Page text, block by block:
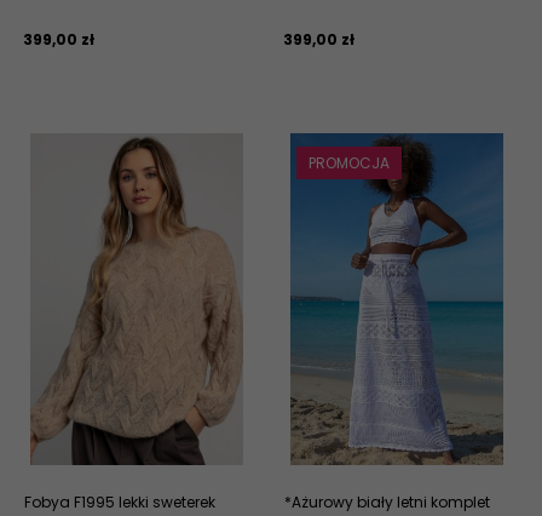
399,00 zł 399,00 zł
Fobya F1995 lekki sweterek
PROMOCJA
*Ażurowy biały letni komplet